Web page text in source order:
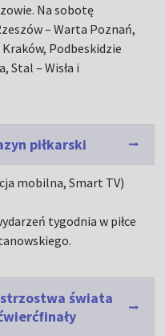
Na sobotę
– Warta Poznań,
Kraków, Podbeskidzie
Stal – Wisła i
piłkarski
mobilna, Smart TV)
tygodnia w piłce
świata